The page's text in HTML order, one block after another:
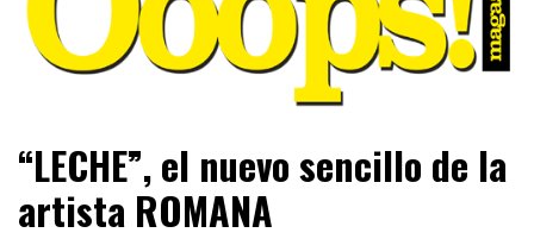
Ooops! Magazine
al tanto de las celebridades que sigues, todo a tu alcance
en un mismo lugar. Grupo Leferas™
“LECHE”, el nuevo sencillo de la
artista ROMANA